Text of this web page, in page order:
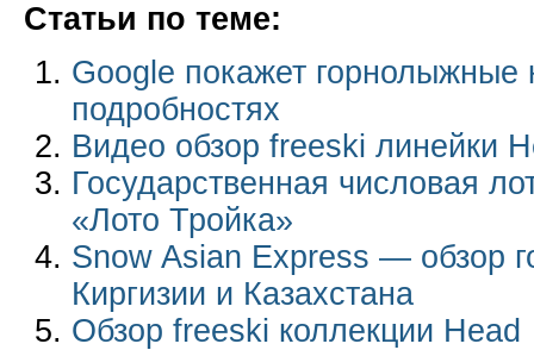
Статьи по теме:
Google покажет горнолыжные
подробностях
Видео обзор freeski линейки
Государственная числовая
«Лото Тройка»
Snow Asian Express — обзор
Киргизии и Казахстана
Обзор freeski коллекции Head